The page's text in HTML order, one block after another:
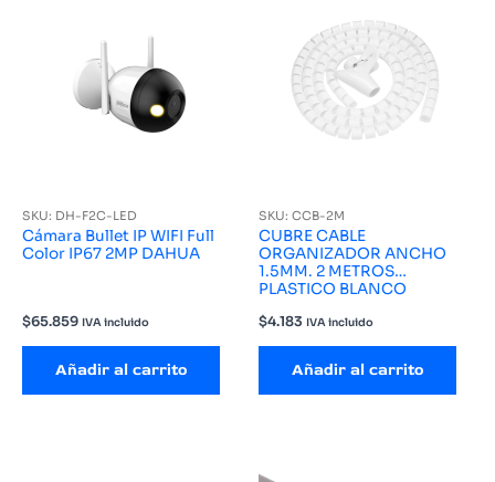
SKU: DH-F2C-LED
Cámara Bullet IP WIFI Full
Color IP67 2MP DAHUA
$65.859 IVA incluido
Añadir al carrito
SKU: CCB-2M
CUBRE CABLE
ORGANIZADOR ANCHO
1.5MM. 2 METROS
PLASTICO BLANCO
$4.183 IVA incluido
Añadir al carrito